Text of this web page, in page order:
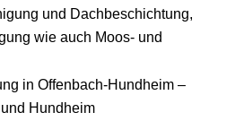
und Dachbeschichtung,
wie auch Moos- und
in Offenbach-Hundheim –
Hundheim